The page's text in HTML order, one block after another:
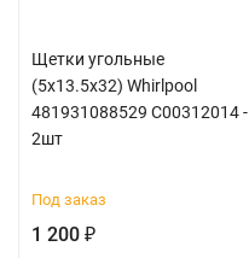
Щетки угольные
(5x13.5x32) Whirlpool
481931088529 C00312014 -
2шт
Под заказ
1 200 ₽